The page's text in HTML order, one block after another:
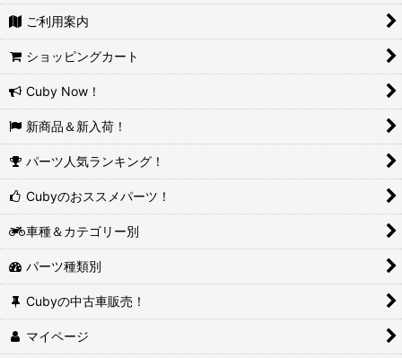
ご利用案内
ショッピングカート
Cuby Now！
新商品＆新入荷！
パーツ人気ランキング！
Cubyのおススメパーツ！
車種＆カテゴリー別
パーツ種類別
Cubyの中古車販売！
マイページ